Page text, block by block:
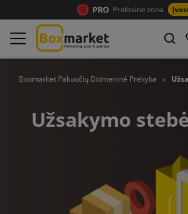
Profesinė zona
Boxmarket Pakuočių Didmeninė Prekyba
Užsakymo